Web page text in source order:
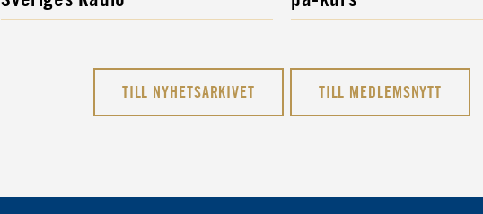
TILL NYHETSARKIVET TILL MEDLEMSNYTT